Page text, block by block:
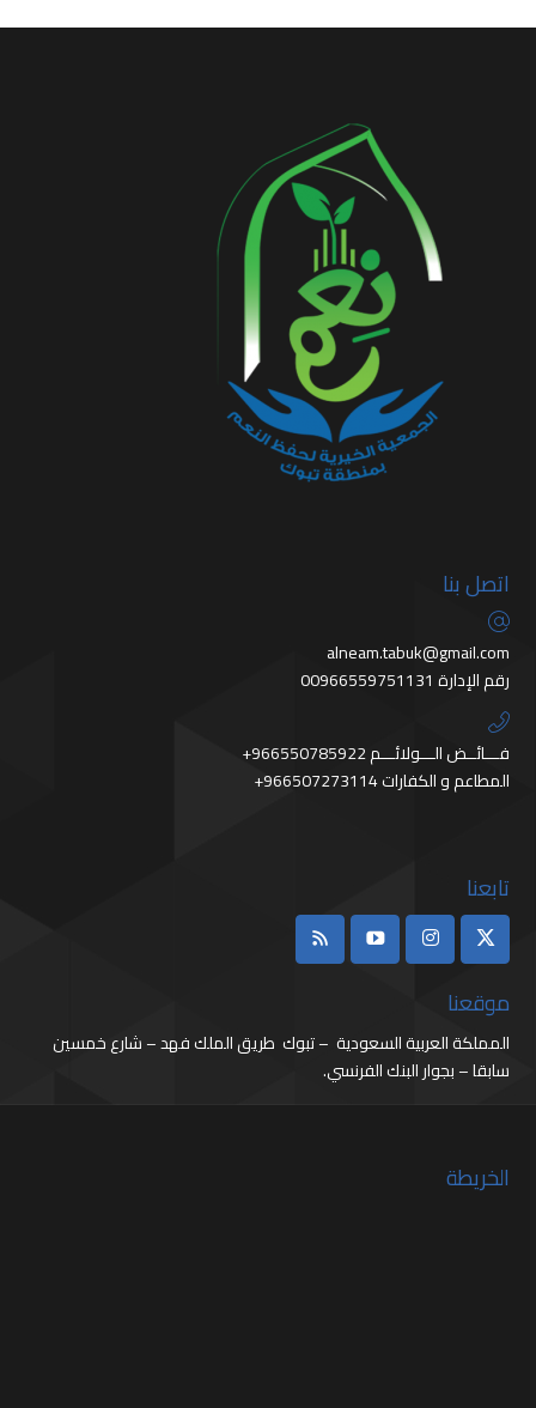
اتصل بنا
alneam.tabuk@gmail.com
رقم الإدارة 00966559751131
+966550785922 فـــائــض الـــولائـــم
+966507273114 المطاعم و الكفارات
تابعنا
موقعنا
المملكة العربية السعودية – تبوك طريق الملك فهد – شارع خمسين
سابقا – بجوار البنك الفرنسي.
الخريطة